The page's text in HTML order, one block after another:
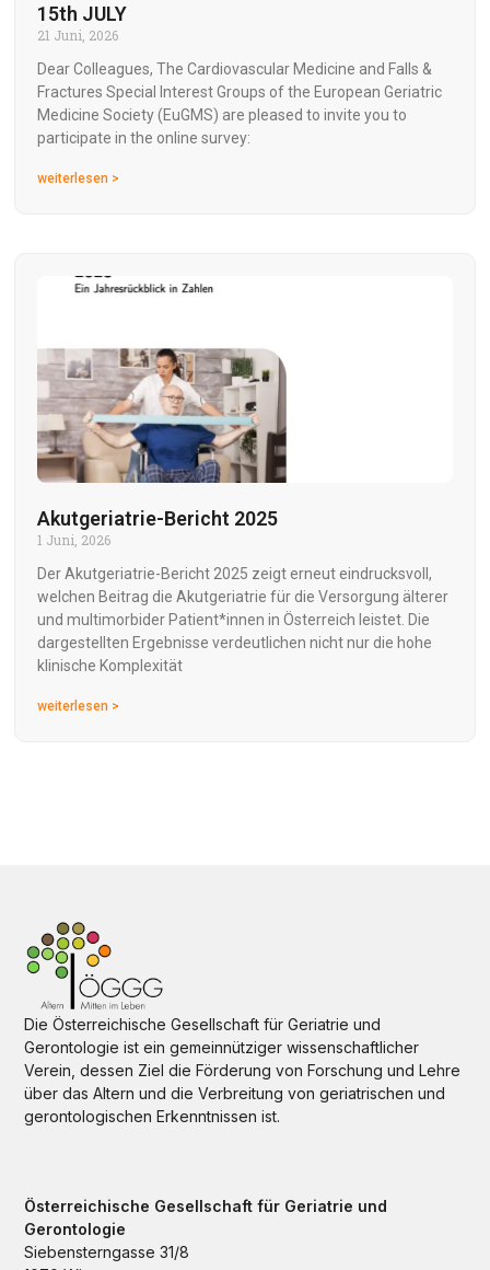
15th JULY
21 Juni, 2026
Dear Colleagues, The Cardiovascular Medicine and Falls &
Fractures Special Interest Groups of the European Geriatric
Medicine Society (EuGMS) are pleased to invite you to
participate in the online survey:
weiterlesen >
Akutgeriatrie-Bericht 2025
1 Juni, 2026
Der Akutgeriatrie-Bericht 2025 zeigt erneut eindrucksvoll,
welchen Beitrag die Akutgeriatrie für die Versorgung älterer
und multimorbider Patient*innen in Österreich leistet. Die
dargestellten Ergebnisse verdeutlichen nicht nur die hohe
klinische Komplexität
weiterlesen >
Die Österreichische Gesellschaft für Geriatrie und
Gerontologie ist ein gemeinnütziger wissenschaftlicher
Verein, dessen Ziel die Förderung von Forschung und Lehre
über das Altern und die Verbreitung von geriatrischen und
gerontologischen Erkenntnissen ist.
Österreichische Gesellschaft für Geriatrie und
Gerontologie
Siebensterngasse 31/8